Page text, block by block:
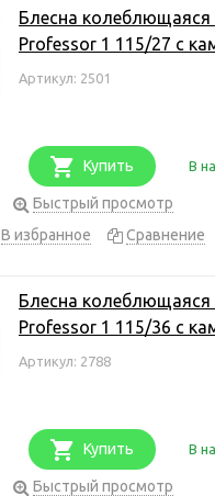
Блесна колеблющаяся
Professor 1 115/27 с
Артикул: 2501
Купить В
Быстрый просмотр
В избранное
Сравнение
Блесна колеблющаяся
Professor 1 115/36 с
Артикул: 2788
Купить В
Быстрый просмотр